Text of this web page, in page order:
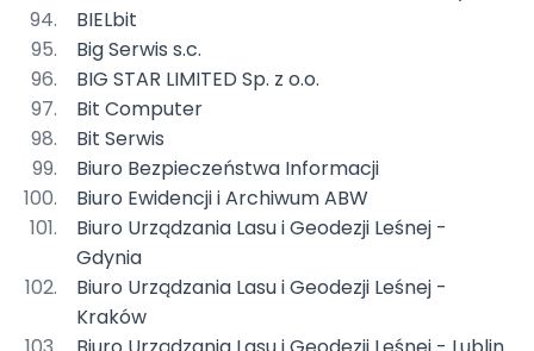
BIELbit
Big Serwis s.c.
BIG STAR LIMITED Sp. z o.o.
Bit Computer
Bit Serwis
Biuro Bezpieczeństwa Informacji
Biuro Ewidencji i Archiwum ABW
Biuro Urządzania Lasu i Geodezji Leśnej -
Gdynia
Biuro Urządzania Lasu i Geodezji Leśnej -
Kraków